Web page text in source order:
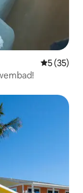
5 (35)